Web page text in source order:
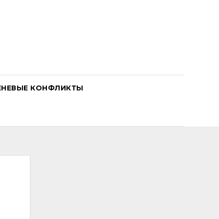
КОНФЛИКТЫ